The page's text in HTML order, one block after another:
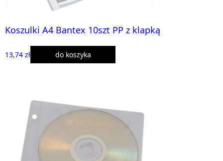
Koszulki A4 Bantex 10szt PP z klapką
13,74 zł do koszyka